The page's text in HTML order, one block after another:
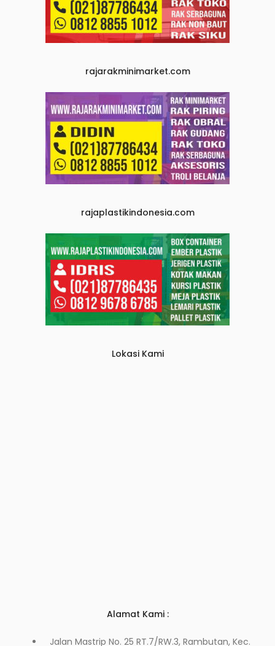
rajarakminimarket.com
rajaplastikindonesia.com
Lokasi Kami
Alamat Kami :
Jalan Mastrip No. 25 RT.7/RW.3, Rambutan, Kec.